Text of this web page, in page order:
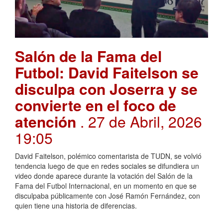
Salón de la Fama del
Futbol: David Faitelson se
disculpa con Joserra y se
convierte en el foco de
atención . 27 de Abril, 2026
19:05
David Faitelson, polémico comentarista de TUDN, se volvió
tendencia luego de que en redes sociales se difundiera un
video donde aparece durante la votación del Salón de la
Fama del Futbol Internacional, en un momento en que se
disculpaba públicamente con José Ramón Fernández, con
quien tiene una historia de diferencias.